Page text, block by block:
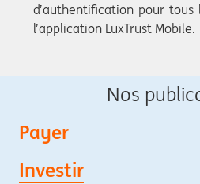
d’authentification pour tous
l’application LuxTrust Mobile.
Nos
Payer
Investir